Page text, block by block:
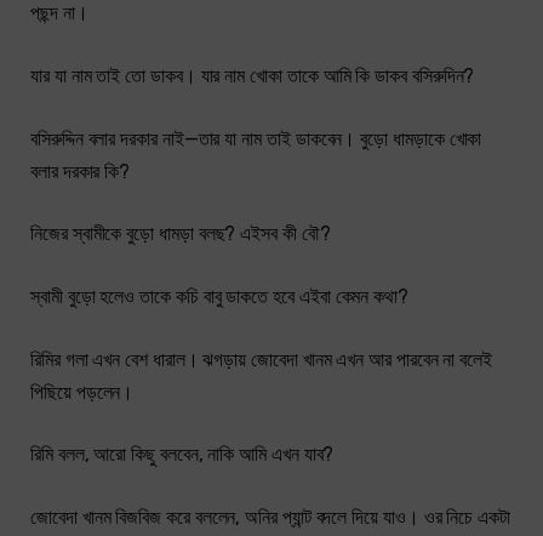
পছন্দ না।
যার যা নাম তাই তো ডাকব। যার নাম খোকা তাকে আমি কি ডাকব বসিরুদিন?
বসিরুদ্দিন বলার দরকার নাই—তার যা নাম তাই ডাকবেন। বুড়ো ধামড়াকে খোকা
বলার দরকার কি?
নিজের স্বামীকে বুড়ো ধামড়া বলছ? এইসব কী বৌ?
স্বামী বুড়ো হলেও তাকে কচি বাবু ডাকতে হবে এইবা কেমন কথা?
রিমির গলা এখন বেশ ধারাল। ঝগড়ায় জোবেদা খানম এখন আর পারবেন না বলেই
পিছিয়ে পড়লেন।
রিমি বলল, আরো কিছু বলবেন, নাকি আমি এখন যাব?
জোবেদা খানম বিজবিজ করে বললেন, অনির প্যান্ট বদলে দিয়ে যাও। ওর নিচে একটা